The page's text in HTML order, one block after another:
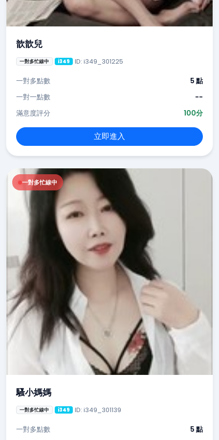
歆歆兒
一對多忙線中 i349 ID: i349_301225
一對多點數
5 點
一對一點數
--
滿意度評分
100分
立即進入
一對多忙線中
騷小媽媽
一對多忙線中 i349 ID: i349_301139
一對多點數 5 點